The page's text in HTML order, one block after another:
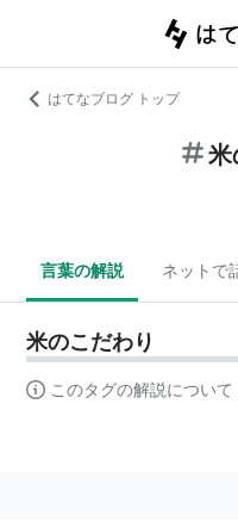
はてなブログ トップ
米
言葉の解説 ネットで
米のこだわり
このタグの解説について